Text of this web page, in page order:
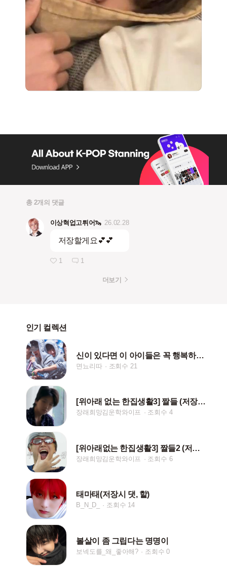
총 2개의 댓글
이상혁업고튀어🦦 26.02.28
저장할게요💕💕
1 1
더보기
인기 컬렉션
신이 있다면 이 아이들은 꼭 행복하게 해주세요
면뇨리따 조회수 21
[위아래 없는 한집생활3] 짤들 (저장시 핱/댓)
장래희망김운학와이프 조회수 4
[위아래없는 한집생활3] 짤들2 (저장시 핱/댓)
장래희망김운학와이프 조회수 6
태마태(저장시 댓, 핱)
B_N_D_ 조회수 14
볼살이 좀 그립다는 명명이
보넥도를_왜_좋아해? 조회수 0